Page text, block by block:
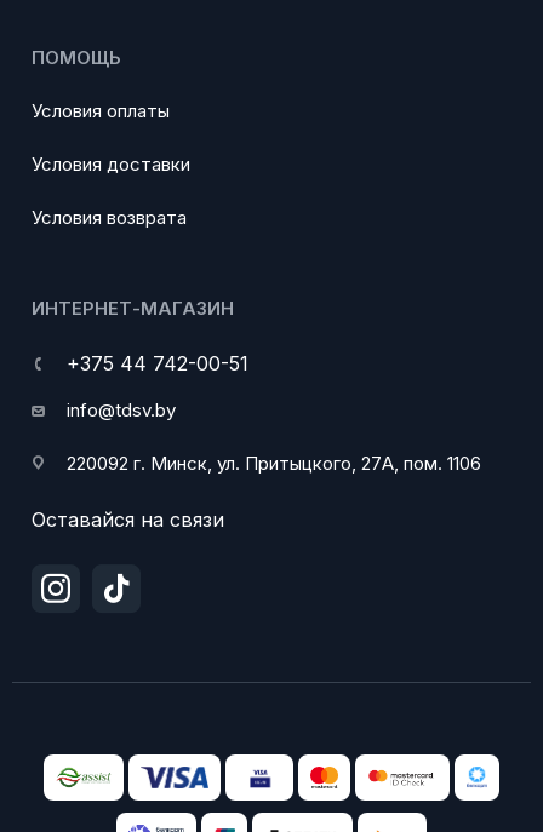
ПОМОЩЬ
Условия оплаты
Условия доставки
Условия возврата
ИНТЕРНЕТ-МАГАЗИН
+375 44 742-00-51
info@tdsv.by
220092 г. Минск, ул. Притыцкого, 27А, пом. 1106
Оставайся на связи